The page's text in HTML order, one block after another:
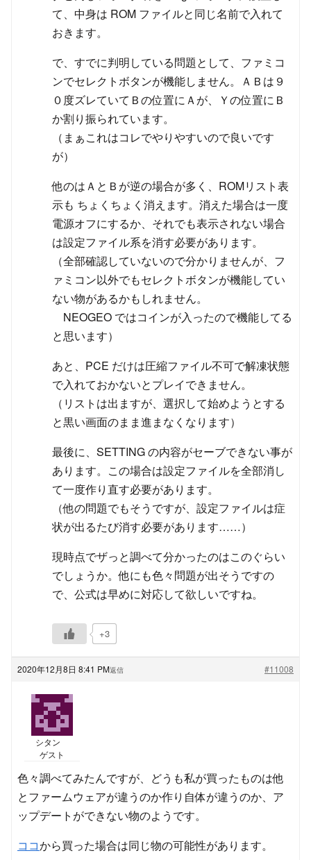
て、中身は ROM ファイルと同じ名前で入れて
おきます。
で、すでに判明している問題として、ファミコ
ンでセレクトボタンが機能しません。ＡＢは９
０度ズレていてＢの位置にＡが、Ｙの位置にＢ
か割り振られています。
（まぁこれはコレでやりやすいので良いです
が）
他のはＡとＢが逆の場合が多く、ROMリスト表
示も ちょくちょく消えます。消えた場合は一度
電源オフにするか、それでも表示されない場合
は設定ファイル系を消す必要があります。
（全部確認していないので分かりませんが、フ
ァミコン以外でもセレクトボタンが機能してい
ない物があるかもしれません。
NEOGEO ではコインが入ったので機能してる
と思います）
あと、PCE だけは圧縮ファイル不可で解凍状態
で入れておかないとプレイできません。
（リストは出ますが、選択して始めようとする
と黒い画面のまま進まなくなります）
最後に、SETTING の内容がセーブできない事が
あります。この場合は設定ファイルを全部消し
て一度作り直す必要があります。
（他の問題でもそうですが、設定ファイルは症
状が出るたび消す必要があります……）
現時点でザっと調べて分かったのはこのぐらい
でしょうか。他にも色々問題が出そうですの
で、公式は早めに対応して欲しいですね。
+3
2020年12月8日 8:41 PM #11008
返信
シタン
ゲスト
色々調べてみたんですが、どうも私が買ったものは他
とファームウェアが違うのか作り自体が違うのか、ア
ップデートができない物のようです。
ココから買った場合は同じ物の可能性があります。